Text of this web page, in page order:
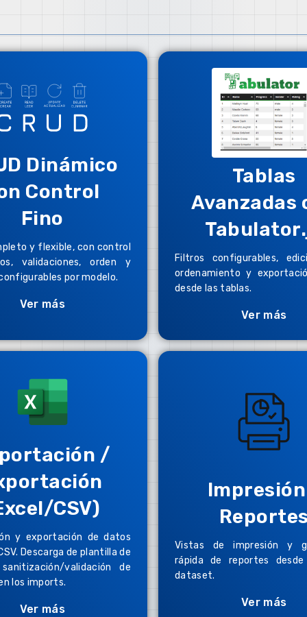
Dinámico
Control
Fino
y flexible, con control
validaciones, orden y
por modelo.
Ver más
Tablas
Avanzadas
Filtros configurables,
ordenamiento y
desde las tablas.
Ver más
/
CSV)
y exportación de datos
Descarga de plantilla de
validación de
los imports.
Ver más
Vistas de impresión y
rápida de reportes desde
dataset.
Ver más